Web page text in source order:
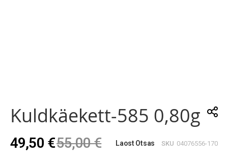
beginning
of
images
gallery
Kuldkäekett-585 0,80g
49,50 €55,00 € Laost Otsas SKU 04076556-170